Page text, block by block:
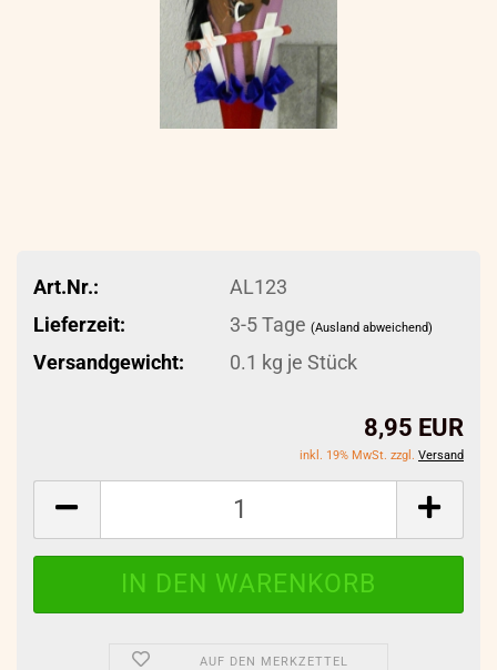
Art.Nr.:
AL123
Lieferzeit:
3-5 Tage (Ausland abweichend)
Versandgewicht: 0.1 kg je Stück
8,95 EUR
inkl. 19% MwSt. zzgl. Versand
AUF DEN MERKZETTEL